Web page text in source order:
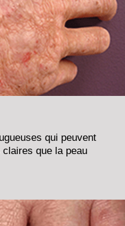
qui peuvent
que la peau